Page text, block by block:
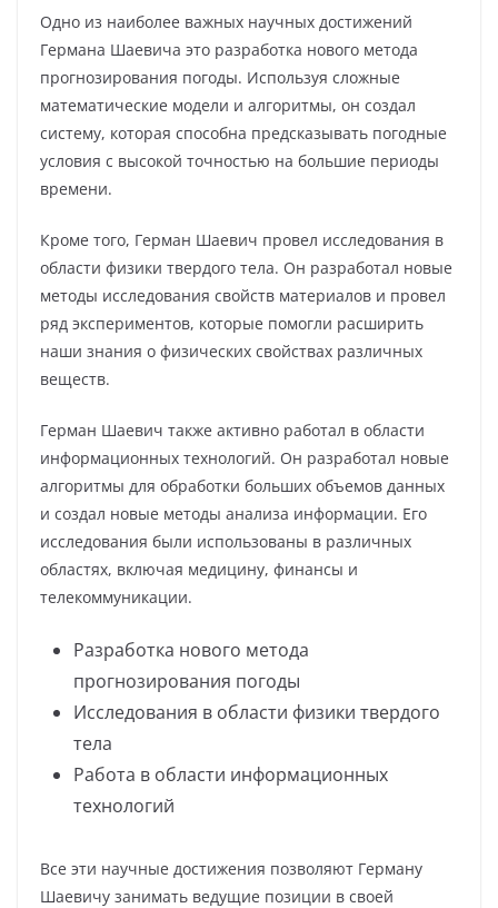
Одно из наиболее важных научных достижений
Германа Шаевича это разработка нового метода
прогнозирования погоды. Используя сложные
математические модели и алгоритмы, он создал
систему, которая способна предсказывать погодные
условия с высокой точностью на большие периоды
времени.
Кроме того, Герман Шаевич провел исследования в
области физики твердого тела. Он разработал новые
методы исследования свойств материалов и провел
ряд экспериментов, которые помогли расширить
наши знания о физических свойствах различных
веществ.
Герман Шаевич также активно работал в области
информационных технологий. Он разработал новые
алгоритмы для обработки больших объемов данных
и создал новые методы анализа информации. Его
исследования были использованы в различных
областях, включая медицину, финансы и
телекоммуникации.
Разработка нового метода
прогнозирования погоды
Исследования в области физики твердого
тела
Работа в области информационных
технологий
Все эти научные достижения позволяют Герману
Шаевичу занимать ведущие позиции в своей